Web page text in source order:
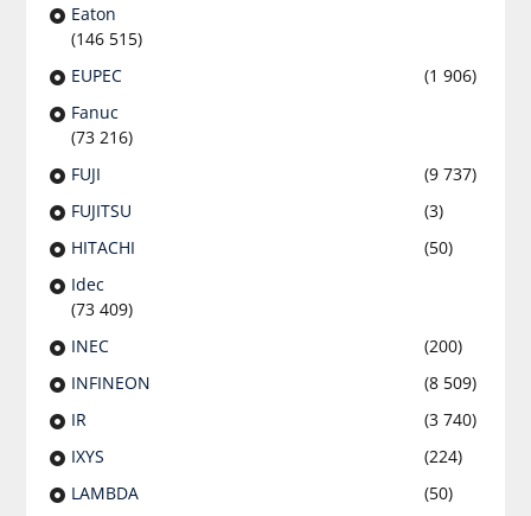
Eaton
(146 515)
EUPEC
(1 906)
Fanuc
(73 216)
FUJI
(9 737)
FUJITSU
(3)
HITACHI
(50)
Idec
(73 409)
INEC
(200)
INFINEON
(8 509)
IR
(3 740)
IXYS
(224)
LAMBDA
(50)